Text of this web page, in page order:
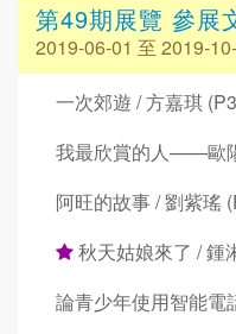
第49期展覽 參展
2019-06-01 至 2019-
一次郊遊 / 方嘉琪
我最欣賞的人——歐
阿旺的故事 / 劉紫瑤
秋天姑娘來了 / 鍾
論青少年使用智能電